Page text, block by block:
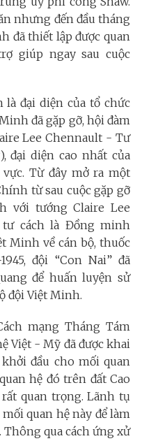
nhưng đến đầu tháng
đã thiết lập được quan
giúp ngay sau cuộc
là đại diện của tổ chức
đã gặp gỡ, hội đàm
Lee Chennault - Tư
đại diện cao nhất của
Từ đây mở ra một
từ sau cuộc gặp gỡ
với tướng Claire Lee
tư cách là Đồng minh
Minh về cán bộ, thuốc
đội “Con Nai” đã
để huấn luyện sử
đội Việt Minh.
mạng Tháng Tám
Việt - Mỹ đã được khai
đầu cho mối quan
hệ đó trên đất Cao
quan trọng. Lãnh tụ
quan hệ này để làm
qua cách ứng xử